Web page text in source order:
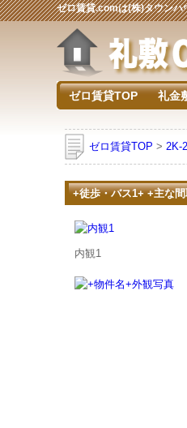
ゼロ賃貸.comは(株)タウンハ
ゼロ賃貸TOP 礼金
ゼロ賃貸TOP > 2K-
+徒歩・バス1+ +主な
内観1